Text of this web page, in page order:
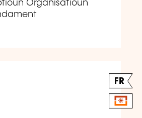
Organisatioun
FR